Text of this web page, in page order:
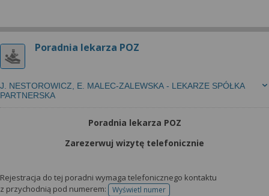
Poradnia lekarza POZ
J. NESTOROWICZ, E. MALEC-ZALEWSKA - LEKARZE SPÓŁKA
PARTNERSKA
Poradnia lekarza POZ
Zarezerwuj wizytę telefonicznie
Rejestracja do tej poradni wymaga telefonicznego kontaktu
z przychodnią pod numerem:
Wyświetl numertelefonu do rejestracji